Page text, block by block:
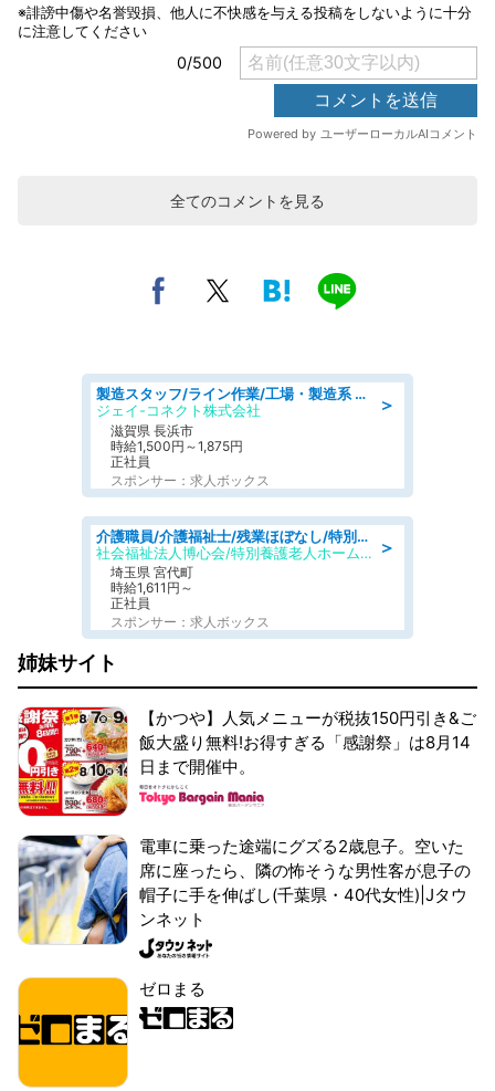
全てのコメントを見る
＞
製造スタッフ/ライン作業/工場・製造系 エンジン部品の機械加工/未経験可/昼食代無料
ジェイ-コネクト株式会社
滋賀県 長浜市
時給1,500円～1,875円
正社員
スポンサー：求人ボックス
＞
介護職員/介護福祉士/残業ほぼなし/特別養護老人ホームの介護士/夜勤専従
社会福祉法人博心会/特別養護老人ホーム 清風園
埼玉県 宮代町
時給1,611円～
正社員
スポンサー：求人ボックス
姉妹サイト
【かつや】人気メニューが税抜150円引き&ご
飯大盛り無料!お得すぎる「感謝祭」は8月14
日まで開催中。
電車に乗った途端にグズる2歳息子。空いた
席に座ったら、隣の怖そうな男性客が息子の
帽子に手を伸ばし(千葉県・40代女性)|Jタウ
ンネット
ゼロまる